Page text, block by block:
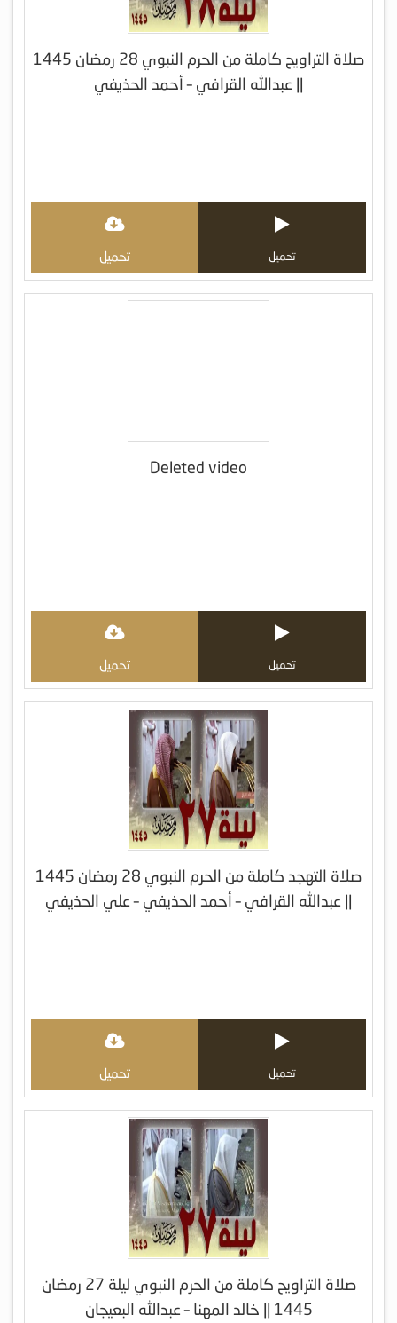
صلاة التراويح كاملة من الحرم النبوي 28 رمضان 1445
|| عبدالله القرافي – أحمد الحذيفي
تحميل تحميل
Deleted video
تحميل تحميل
صلاة التهجد كاملة من الحرم النبوي 28 رمضان 1445
|| عبدالله القرافي – أحمد الحذيفي – علي الحذيفي
تحميل تحميل
صلاة التراويح كاملة من الحرم النبوي ليلة 27 رمضان
1445 || خالد المهنا – عبدالله البعيجان